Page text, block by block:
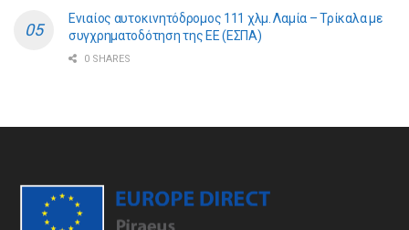
Ενιαίος αυτοκινητόδρομος 111 χλμ. Λαμία – Τρίκαλα με
συγχρηματοδότηση της ΕE (ΕΣΠΑ)
0 SHARES